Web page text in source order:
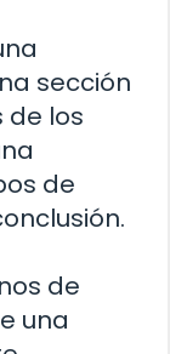
sección
de los
de
de
una